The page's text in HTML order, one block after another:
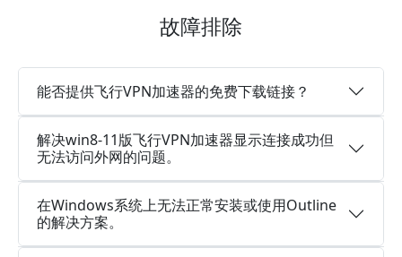
故障排除
能否提供飞行VPN加速器的免费下载链接？
解决win8-11版飞行VPN加速器显示连接成功但
无法访问外网的问题。
在Windows系统上无法正常安装或使用Outline
的解决方案。